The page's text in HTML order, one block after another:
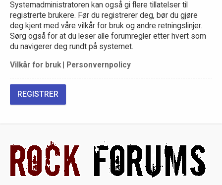
Systemadministratoren kan også gi flere tillatelser til
registrerte brukere. Før du registrerer deg, bør du gjøre
deg kjent med våre vilkår for bruk og andre retningslinjer.
Sørg også for at du leser alle forumregler etter hvert som
du navigerer deg rundt på systemet.
Vilkår for bruk| Personvernpolicy
REGISTRER